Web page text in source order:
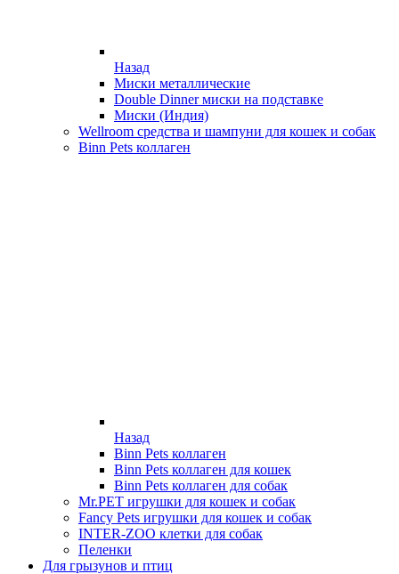
Назад
Миски металлические
Double Dinner миски на подставке
Миски (Индия)
Wellroom средства и шампуни для кошек и собак
Binn Pets коллаген
Назад
Binn Pets коллаген
Binn Pets коллаген для кошек
Binn Pets коллаген для собак
Mr.PET игрушки для кошек и собак
Fancy Pets игрушки для кошек и собак
INTER-ZOO клетки для собак
Пеленки
Для грызунов и птиц